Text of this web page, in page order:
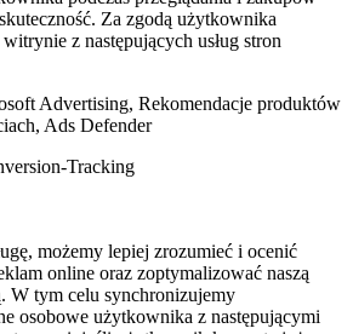
Za zgodą użytkownika
z następujących usług stron
Advertising, Rekomendacje produktów
Ads Defender
Tracking
możemy lepiej zrozumieć i ocenić
online oraz zoptymalizować naszą
W tym celu synchronizujemy
osobowe użytkownika z następującymi